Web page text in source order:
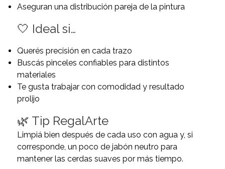
Aseguran una distribución pareja de la pintura
🤍 Ideal si…
Querés precisión en cada trazo
Buscás pinceles confiables para distintos
materiales
Te gusta trabajar con comodidad y resultado
prolijo
🌿 Tip RegalArte
Limpiá bien después de cada uso con agua y, si
corresponde, un poco de jabón neutro para
mantener las cerdas suaves por más tiempo.